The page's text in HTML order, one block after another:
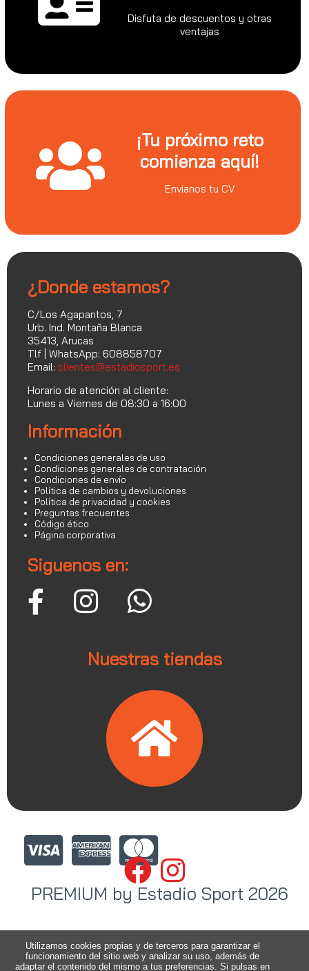
Disfuta de descuentos y otras
ventajas
¡Tu próximo reto
comienza aquí!
Envianos tu CV
¿Donde estamos?
C/Los Agapantos, 7
Urb. Ind. Montaña Blanca
35413, Arucas
Tlf | WhatsApp: 608858707
Email: clientes@estadiosport.es
Horario de atención al cliente:
Lunes a Viernes de 08:30 a 16:00
Información
Condiciones generales de uso
Condiciones generales de contratación
Condiciones de envío
Política de cambios y devoluciones
Política de privacidad y cookies
Preguntas frecuentes
Código ético
Página corporativa
Siguenos en:
Nuestras tiendas
PREMIUM by Estadio Sport 2026
Utilizamos cookies propias y de terceros para garantizar el
funcionamiento del sitio web y analizar su uso, además de
adaptar el contenido del mismo a tus preferencias. Si pulsas en